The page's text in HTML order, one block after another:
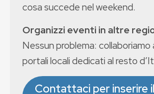
cosa succede nel weekend.
Organizzi eventi in altre
Nessun problema: collaboriamo
portali locali dedicati al resto
Contattaci per inserire